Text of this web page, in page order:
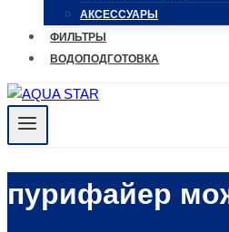
АКСЕССУАРЫ
ФИЛЬТРЫ
ВОДОПОДГОТОВКА
пурифайер